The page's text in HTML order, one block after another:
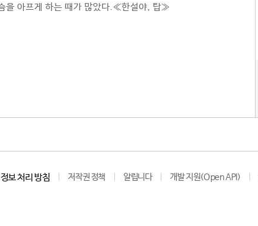
을 아프게 하는 때가 많았다.≪한설야, 탑≫
보 처리 방침 저작권 정책 알립니다 개발 지원(Open API)